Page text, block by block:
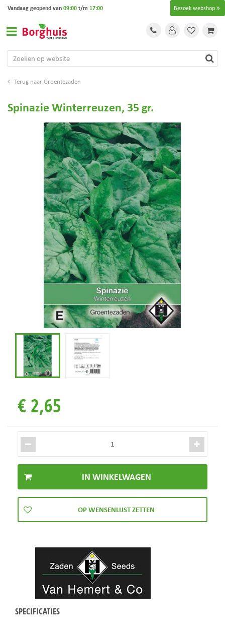
Groentezaden
Bezoek webshop
Vandaag geopend van09:00t/m 17:00
Spinazie Winterreuzen, 35 gr.
€ 2,65
SPECIFICATIES